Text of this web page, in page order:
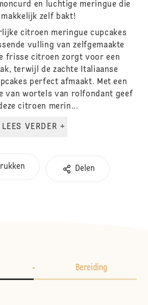
en luchtige meringue die
zelf bakt!
citroen meringue cupcakes
vulling van zelfgemaakte
frisse citroen zorgt voor een
terwijl de zachte Italiaanse
perfect afmaakt. Met een
van wortels van rolfondant geef
citroen merin...
LEES VERDER +
Delen
Bereiding